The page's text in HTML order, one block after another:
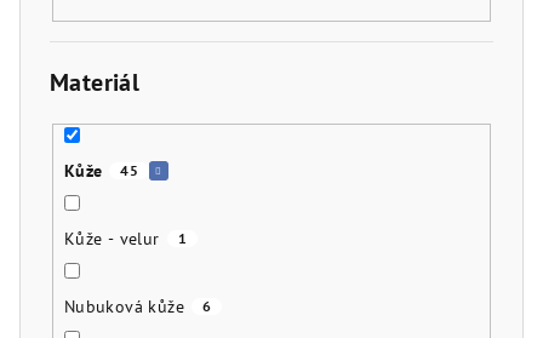
Materiál
Kůže 45
Kůže - velur 1
Nubuková kůže 6